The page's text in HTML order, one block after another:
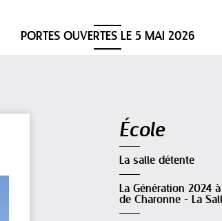
PORTES OUVERTES LE 5 MAI 2026
Navigation
École
La salle détente
La Génération 2024
de Charonne - La